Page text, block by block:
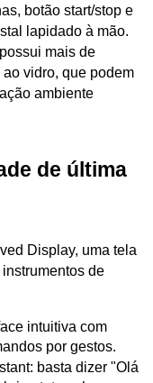
botão start/stop e
lapidado à mão.
mais de
vidro, que podem
ambiente
de última
Display, uma tela
de
intuitiva com
por gestos.
basta dizer "Olá